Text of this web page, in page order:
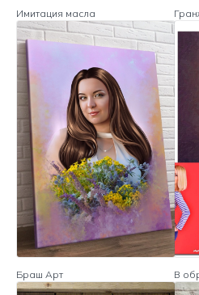
Имитация масла
Браш Арт В